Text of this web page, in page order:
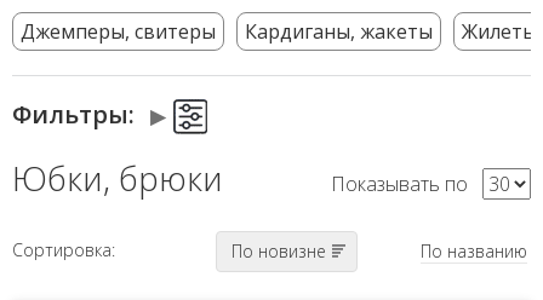
Джемперы, свитеры Кардиганы, жакеты Жилеты
Фильтры:
Юбки, брюки Показывать по
Сортировка: По новизне По названию